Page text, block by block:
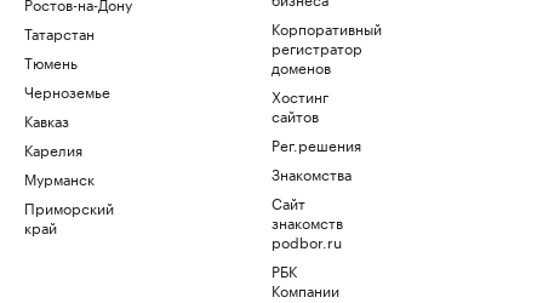
Татарстан
Тюмень
Черноземье
Кавказ
Карелия
Мурманск
Приморский
край
Корпоративный
регистратор
доменов
Хостинг
сайтов
Рег.решения
Знакомства
Сайт
знакомств
podbor.ru
РБК
Компании